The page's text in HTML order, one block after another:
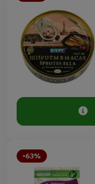
-63%